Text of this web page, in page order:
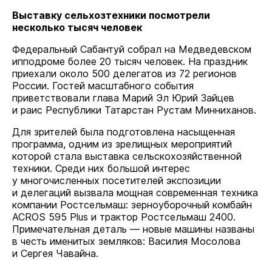
Выставку сельхозтехники посмотрели
несколько тысяч человек
Федеральный Сабантуй собрал на Медведевском
ипподроме более 20 тысяч человек. На праздник
приехали около 500 делегатов из 72 регионов
России. Гостей масштабного события
приветствовали глава Марий Эл Юрий Зайцев
и раис Республики Татарстан Рустам Минниханов.
Для зрителей была подготовлена насыщенная
программа, одним из зрелищных мероприятий
которой стала выставка сельскохозяйственной
техники. Среди них большой интерес
у многочисленных посетителей экспозиции
и делегаций вызвала мощная современная техника
компании Ростсельмаш: зерноуборочный комбайн
ACROS 595 Plus и трактор Ростсельмаш 2400.
Примечательная деталь — новые машины названы
в честь именитых земляков: Василия Мосолова
и Сергея Чавайна.